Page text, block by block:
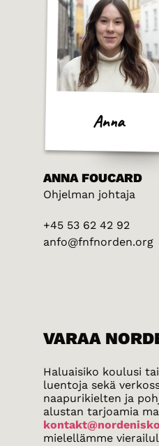
Anna
ANNA FOUCARD
Ohjelman johtaja
+45 53 62 42 92
anfo@fnfnorden.org
VARAA
Haluaisiko koulusi
luentoja sekä
naapurikielten ja
alustan tarjoamia
mielellämme